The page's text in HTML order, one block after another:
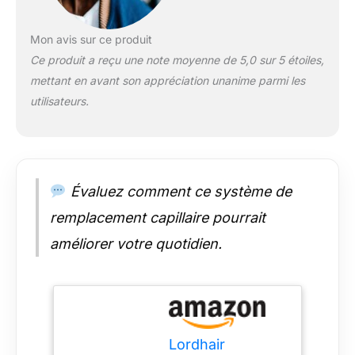
Qualité: Produits
supérieurs doux et
ventilés Perruque,
Si vous avez des
questions sur le
produit, veuillez
laisser un message et
nous vous
24 heures. Je vous
souhaite un bon
shopping !
Mon avis sur ce produit
Ce produit a reçu une note moyenne de 5,0 sur 5 étoiles,
mettant en avant son appréciation unanime parmi les
utilisateurs.
Évaluez comment ce système de
remplacement capillaire pourrait
améliorer votre quotidien.
Lordhair